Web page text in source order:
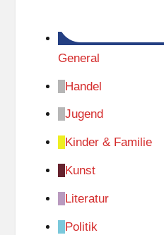
General
Handel
Jugend
Kinder & Familie
Kunst
Literatur
Politik